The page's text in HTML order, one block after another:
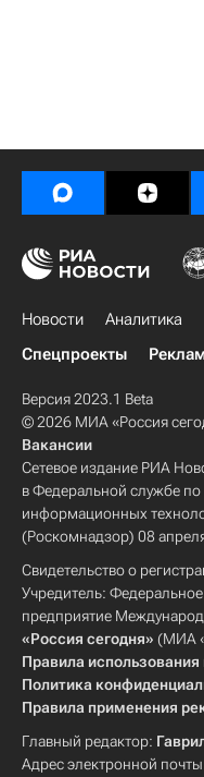
Новости Аналитика
Спецпроекты
Версия 2023.1 Beta
© 2026 МИА «Россия
Вакансии
Сетевое издание РИА
в Федеральной службе по
информационных
(Роскомнадзор) 08
Свидетельство о
Учредитель:
предприятие
«Россия сегодня» (МИА
Правила
Политика
Правила применения
Главный редактор:
Адрес электронной